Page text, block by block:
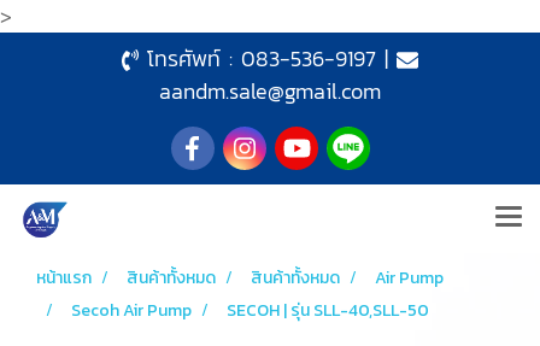
>
โทรศัพท์ : 083-536-9197|
aandm.sale@gmail.com
หน้าแรก สินค้าทั้งหมด สินค้าทั้งหมด
Air Pump
Secoh Air Pump
SECOH | รุ่น SLL-40,SLL-50